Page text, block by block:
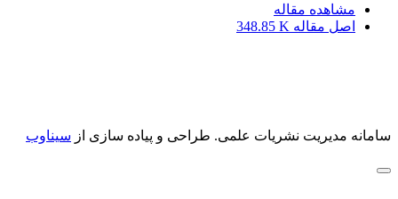
مشاهده مقاله
اصل مقاله 348.85 K
سامانه مدیریت نشریات علمی. طراحی و پیاده سازی از سیناوب